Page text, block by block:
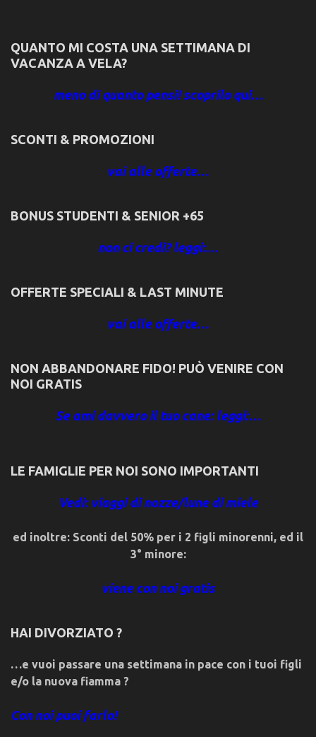
QUANTO MI COSTA UNA SETTIMANA DI
VACANZA A VELA?
meno di quanto pensi! scoprilo qui…
SCONTI & PROMOZIONI
vai alle offerte…
BONUS STUDENTI & SENIOR +65
non ci credi? leggi:…
OFFERTE SPECIALI & LAST MINUTE
vai alle offerte…
NON ABBANDONARE FIDO! PUÒ VENIRE CON
NOI GRATIS
Se ami davvero il tuo cane: leggi:…
LE FAMIGLIE PER NOI SONO IMPORTANTI
Vedi: viaggi di nozze/lune di miele
ed inoltre: Sconti del 50% per i 2 figli minorenni, ed il
3° minore:
viene con noi gratis
HAI DIVORZIATO ?
…e vuoi passare una settimana in pace con i tuoi figli
e/o la nuova fiamma ?
Con noi puoi farlo!